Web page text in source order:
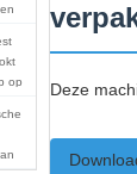
op
Deze